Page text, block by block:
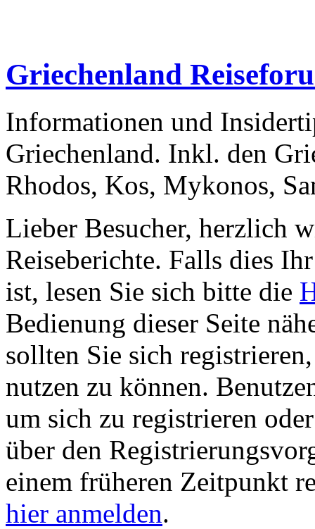
Griechenland
Informationen und
Griechenland. Inkl. den
Rhodos, Kos, Mykonos,
Lieber Besucher, herzlich
Reiseberichte. Falls dies
ist, lesen Sie sich bitte die
Bedienung dieser Seite
sollten Sie sich
nutzen zu können.
um sich zu registrieren
über den
einem früheren Zeitpunkt
hier anmelden.